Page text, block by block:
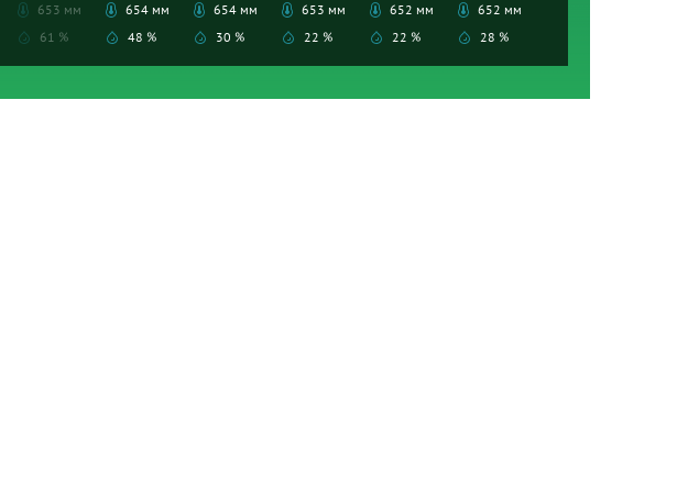
653 мм
61 %
654 мм
48 %
654 мм
30 %
653 мм
22 %
652 мм
22 %
652 мм
28 %